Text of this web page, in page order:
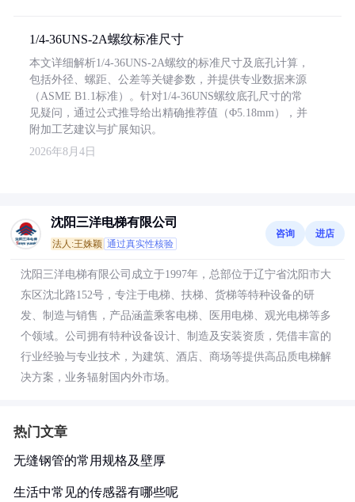
1/4-36UNS-2A螺纹标准尺寸
本文详细解析1/4-36UNS-2A螺纹的标准尺寸及底孔计算，
包括外径、螺距、公差等关键参数，并提供专业数据来源
（ASME B1.1标准）。针对1/4-36UNS螺纹底孔尺寸的常
见疑问，通过公式推导给出精确推荐值（Φ5.18mm），并
附加工艺建议与扩展知识。
2026年8月4日
沈阳三洋电梯有限公司
法人:王姝颖 通过真实性核验
咨询 进店
沈阳三洋电梯有限公司成立于1997年，总部位于辽宁省沈阳市大
东区沈北路152号，专注于电梯、扶梯、货梯等特种设备的研
发、制造与销售，产品涵盖乘客电梯、医用电梯、观光电梯等多
个领域。公司拥有特种设备设计、制造及安装资质，凭借丰富的
行业经验与专业技术，为建筑、酒店、商场等提供高品质电梯解
决方案，业务辐射国内外市场。
热门文章
无缝钢管的常用规格及壁厚
生活中常见的传感器有哪些呢